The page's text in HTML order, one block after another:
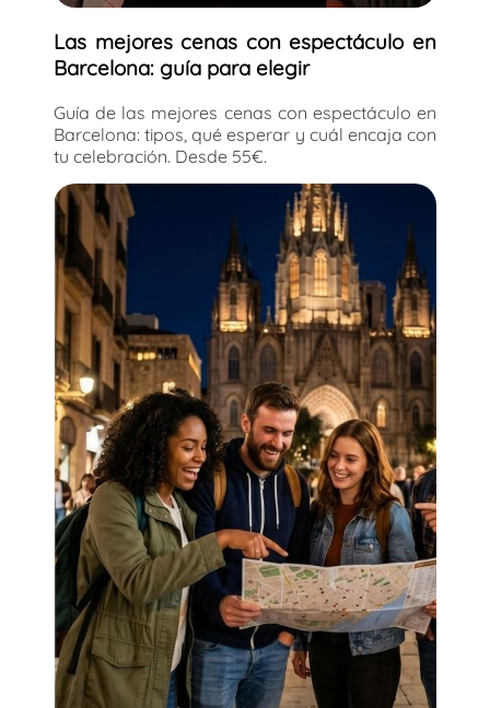
Las mejores cenas con espectáculo en
Barcelona: guía para elegir
Guía de las mejores cenas con espectáculo en
Barcelona: tipos, qué esperar y cuál encaja con
tu celebración. Desde 55€.